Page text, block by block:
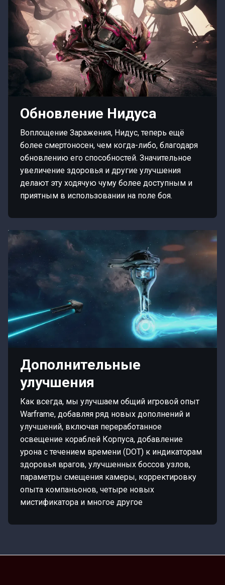
Обновление Нидуса
Воплощение Заражения, Нидус, теперь ещё
более смертоносен, чем когда-либо, благодаря
обновлению его способностей. Значительное
увеличение здоровья и другие улучшения
делают эту ходячую чуму более доступным и
приятным в использовании на поле боя.
Дополнительные
улучшения
Как всегда, мы улучшаем общий игровой опыт
Warframe, добавляя ряд новых дополнений и
улучшений, включая переработанное
освещение кораблей Корпуса, добавление
урона с течением времени (DOT) к индикаторам
здоровья врагов, улучшенных боссов узлов,
параметры смещения камеры, корректировку
опыта компаньонов, четыре новых
мистификатора и многое другое